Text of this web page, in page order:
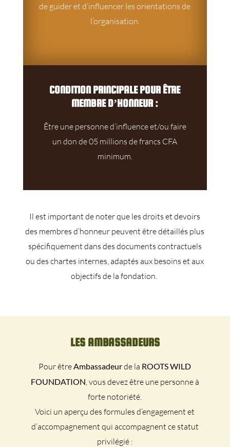
de guider et d’influencer les orientations de
l’organisation.
CONDITION PRINCIPALE POUR ÊTRE
MEMBRE D’HONNEUR :
Être une personne d’influence et/ou faire
un don de 05 millions de francs CFA
minimum.
Il est important de noter que les droits et devoirs
des membres d’honneur peuvent être détaillés plus
spécifiquement dans des documents contractuels
ou des chartes internes, adaptés aux besoins et aux
objectifs de la fondation.
LES AMBASSADEURS
Pour être Ambassadeurde la ROOTS WILD
FOUNDATION , vous devez être une personne à
forte notoriété.
Voici un aperçu des formules d’engagement et
d’accompagnement qui accompagnent ce statut
privilégié :